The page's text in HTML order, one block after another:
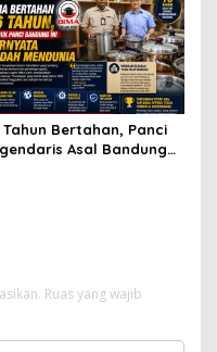
Tahun Bertahan, Panci
Asal Bandung
Ruas yang wajib